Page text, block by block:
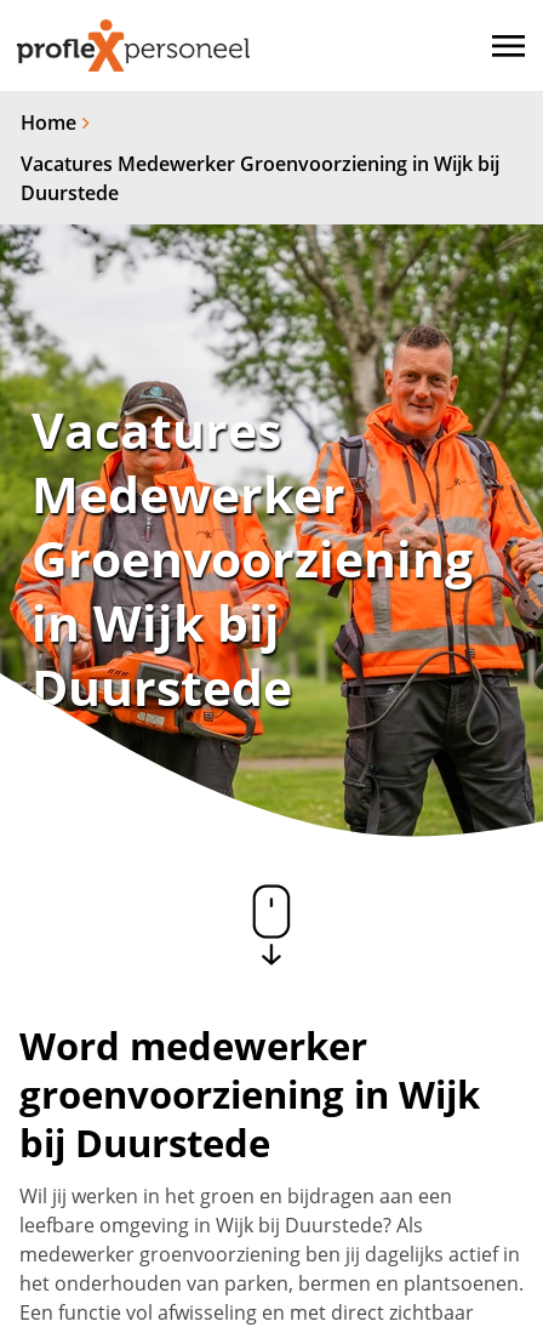
Home
Vacatures Medewerker Groenvoorziening in Wijk bij
Duurstede
Vacatures
Medewerker
Groenvoorziening
in Wijk bij
Duurstede
Word medewerker
groenvoorziening in Wijk
bij Duurstede
Wil jij werken in het groen en bijdragen aan een
leefbare omgeving in Wijk bij Duurstede? Als
medewerker groenvoorziening ben jij dagelijks actief in
het onderhouden van parken, bermen en plantsoenen.
Een functie vol afwisseling en met direct zichtbaar